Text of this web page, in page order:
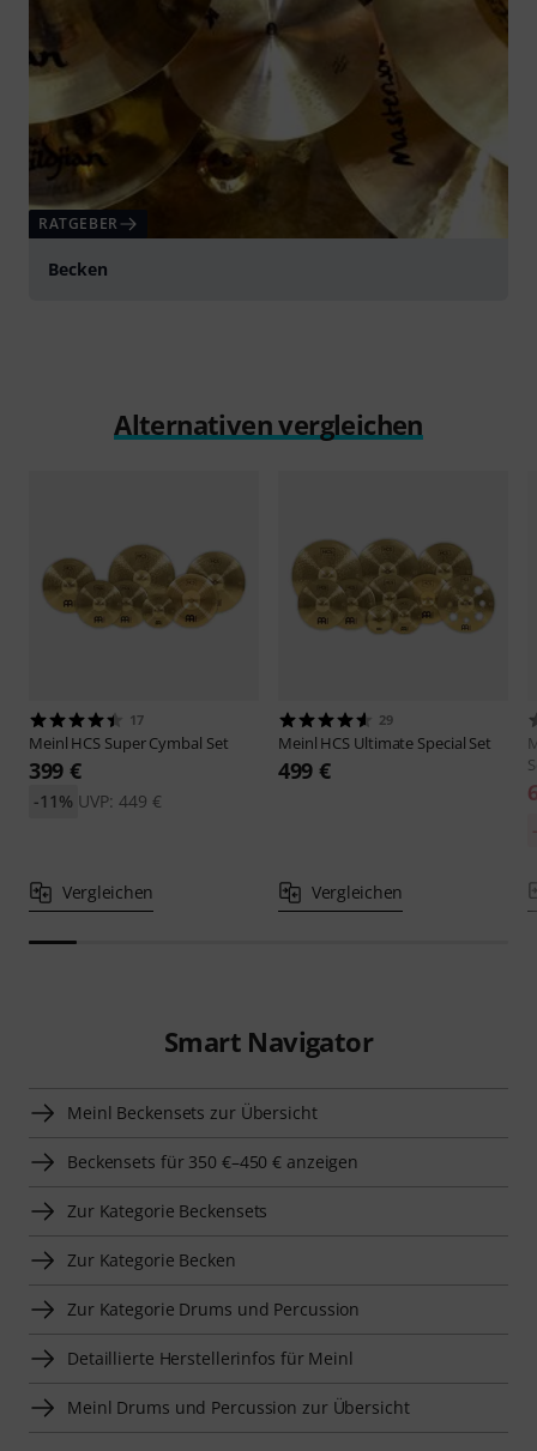
RATGEBER
Becken
Alternativen vergleichen
17
Meinl HCS Super Cymbal Set
399 €
UVP: 449 €
-11%
Vergleichen
29
Meinl HCS Ultimate Special Set
499 €
Vergleichen
Smart Navigator
Meinl Beckensets zur Übersicht
Beckensets für 350 €–450 € anzeigen
Zur Kategorie Beckensets
Zur Kategorie Becken
Zur Kategorie Drums und Percussion
Detaillierte Herstellerinfos für Meinl
Meinl Drums und Percussion zur Übersicht